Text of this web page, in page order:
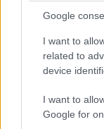
Google
I want to
related to
device
I want to
Google for
ΚΟΣΜΟΣ 2 ω. πριν
«Θέλω τον